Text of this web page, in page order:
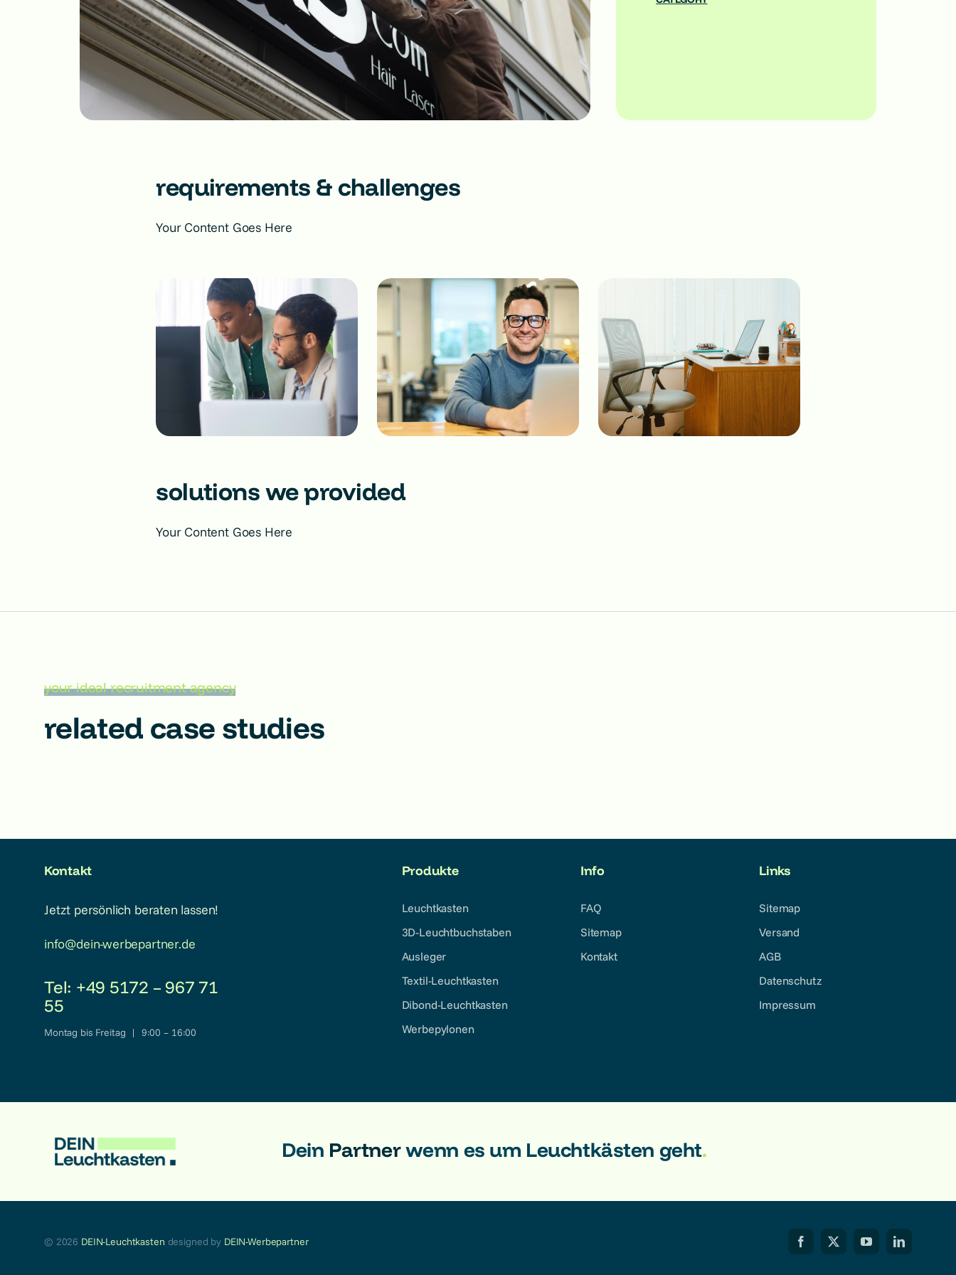
requirements & challenges
Your Content Goes Here
solutions we provided
Your Content Goes Here
your ideal recruitment agency
related case studies
Kontakt
Jetzt persönlich beraten lassen!
info@dein-werbepartner.de
Tel: +49 5172 – 967 71
55
Montag bis Freitag | 9:00 – 16:00
Produkte
Leuchtkasten
3D-Leuchtbuchstaben
Ausleger
Textil-Leuchtkasten
Dibond-Leuchtkasten
Werbepylonen
Info
FAQ
Sitemap
Kontakt
Links
Sitemap
Versand
AGB
Datenschutz
Impressum
Dein Partnerwenn es um Leuchtkästen geht.
© 2026 DEIN-Leuchtkasten designed by DEIN-Werbepartner